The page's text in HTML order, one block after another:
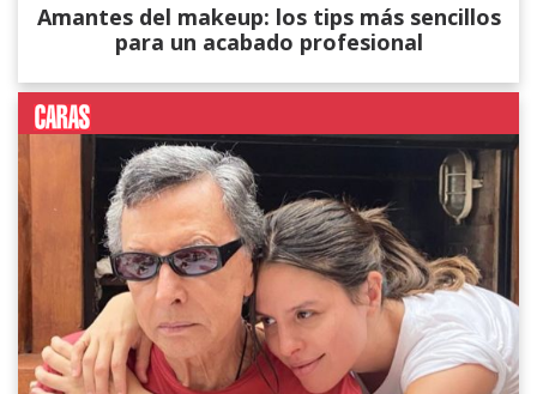
Amantes del makeup: los tips más sencillos
para un acabado profesional